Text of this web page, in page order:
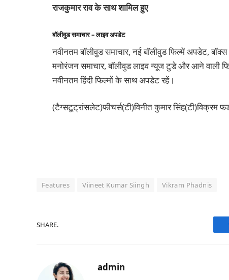
राजकुमार राव के साथ शामिल हुए
बॉलीवुड समाचार – लाइव अपडेट
नवीनतम बॉलीवुड समाचार, नई बॉलीवुड फिल्में अपडेट,
मनोरंजन समाचार, बॉलीवुड लाइव न्यूज टुडे और आने वाली
नवीनतम हिंदी फिल्मों के साथ अपडेट रहें।
(टैग्सटूट्रांसलेट)फीचर्स(टी)विनीत कुमार सिंह(टी)विक्रम
Features Viineet Kumar Siingh Vikram Phadnis
SHARE.
admin